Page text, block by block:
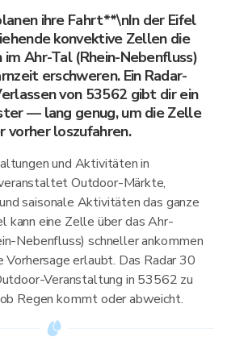
ihre Fahrt**\nIn der Eifel
konvektive Zellen die
Ahr-Tal (Rhein-Nebenfluss)
erschweren. Ein Radar-
von 53562 gibt dir ein
— lang genug, um die Zelle
vorher loszufahren.
und Aktivitäten in
Outdoor-Märkte,
saisonale Aktivitäten das ganze
kann eine Zelle über das Ahr-
Nebenfluss) schneller ankommen
Vorhersage erlaubt. Das Radar 30
Veranstaltung in 53562 zu
Regen kommt oder abweicht.